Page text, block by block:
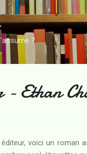
au contenu principal
?
Ethan
voici un roman